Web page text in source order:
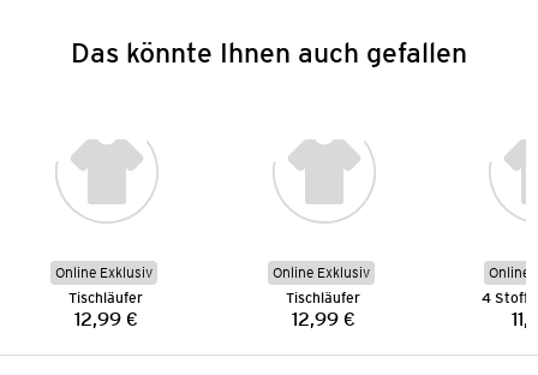
Das könnte Ihnen auch gefallen
Online Exklusiv
Tischläufer
Preis:
12,99 €
Online Exklusiv
Tischläufer
Preis:
12,99 €
Online
4